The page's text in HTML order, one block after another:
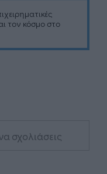
τον κόσμο στο
σχολιάσεις